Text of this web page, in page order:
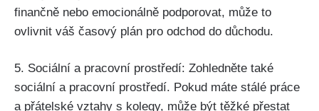
finančně nebo emocionálně podporovat, může to
ovlivnit váš časový plán pro odchod do důchodu.
5. Sociální a pracovní prostředí: Zohledněte také
sociální a pracovní prostředí. Pokud máte stálé práce
a přátelské vztahy s kolegy, může být těžké přestat